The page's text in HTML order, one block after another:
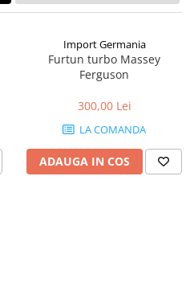
Import Germania
Furtun turbo Massey
Ferguson
300,00 Lei
LA COMANDA
ADAUGA IN COS